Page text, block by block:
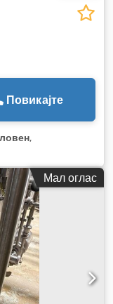
Повикајте
,
Мал оглас